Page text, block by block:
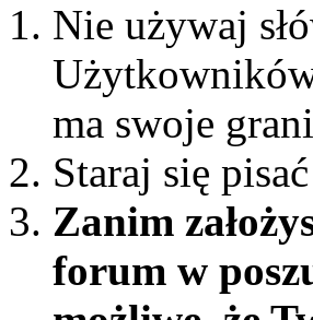
Nie używaj
ma swoje
Staraj się
Zanim
forum w